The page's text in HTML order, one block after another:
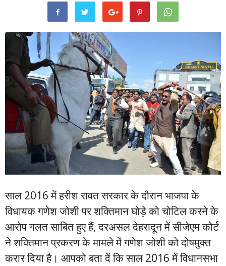
साल 2016 में हरीश रावत सरकार के दौरान भाजपा के
विधायक गणेश जोशी पर शक्तिमान घोड़े को चोटिल करने के
आरोप गलत साबित हुए हैं, दरअसल देहरादून में सीजेएम कोर्ट
ने शक्तिमान प्रकरण के मामले में गणेश जोशी को दोषमुक्त
करार दिया है। आपको बता दें कि साल 2016 में विधानसभा